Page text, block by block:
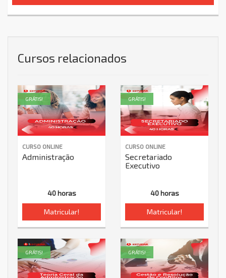
Cursos relacionados
CURSO ONLINE
Administração
40 horas
Matricular!
GRÁTIS!
CURSO ONLINE
Secretariado
Executivo
40 horas
Matricular!
GRÁTIS!
GRÁTIS! GRÁTIS!